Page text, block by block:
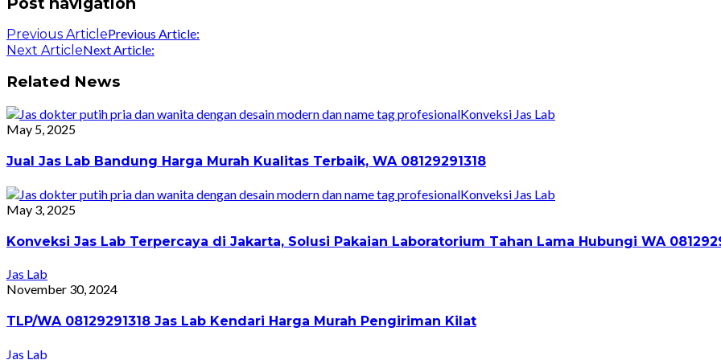
Previous ArticlePrevious Article:
Next ArticleNext Article:
Related News
Konveksi Jas Lab
May 5, 2025
Jual Jas Lab Bandung Harga Murah Kualitas Terbaik, WA 08129291318
Konveksi Jas Lab
May 3, 2025
Konveksi Jas Lab Terpercaya di Jakarta, Solusi Pakaian Laboratorium Tahan Lama Hubungi WA
Jas Lab
November 30, 2024
TLP/WA 08129291318 Jas Lab Kendari Harga Murah Pengiriman Kilat
Jas Lab